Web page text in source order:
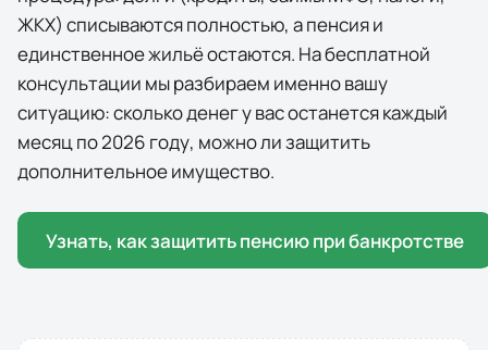
ЖКХ) списываются полностью, а пенсия и
единственное жильё остаются. На бесплатной
консультации мы разбираем именно вашу
ситуацию: сколько денег у вас останется каждый
месяц по2026 году, можно ли защитить
дополнительное имущество.
Узнать, как защитить пенсию при банкротстве